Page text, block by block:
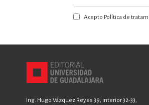
a
nuestroAcepto Política de
Ing. Hugo Vázquez Reyes 39, interior 32-33,